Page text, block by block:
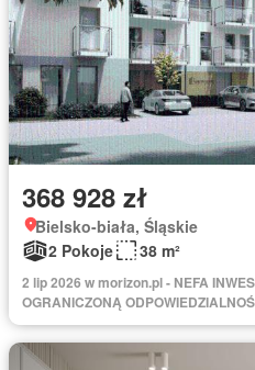
368 928 zł
Bielsko-biała, Śląskie
2 Pokoje
38 m²
2 lip 2026 w morizon.pl - NEFA
OGRANICZONĄ